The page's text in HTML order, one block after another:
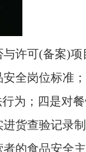
许可(备案)
全岗位标准
为；四是对
货查验记录
的食品安全